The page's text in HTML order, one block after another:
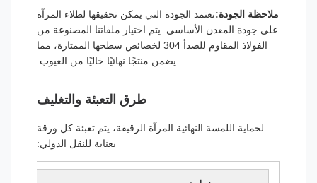
ملاحظة الجودة:تعتمد الجودة التي يمكن تحقيقها لطلاء المرآة
على جودة المعدن الأساسي. يتم اختيار ملفاتنا المصنوعة من
الفولاذ المقاوم للصدأ 304 لخصائص سطحها الممتازة، مما
يضمن منتجًا نهائيًا خاليًا من العيوب.
طرق التعبئة والتغليف
لحماية اللمسة النهائية المرآة الرقيقة، يتم تعبئة كل ورقة
بعناية للنقل الدولي: